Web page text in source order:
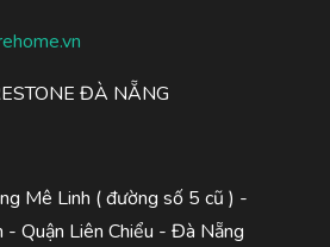
ĐÀ NẴNG
Mê Linh ( đường số 5 cũ ) -
Quận Liên Chiểu - Đà Nẵng